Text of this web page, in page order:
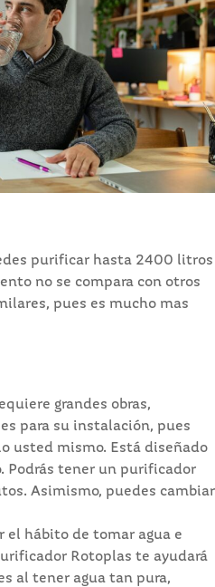
purificar hasta 2400 litros
no se compara con otros
pues es mucho mas
grandes obras,
para su instalación, pues
usted mismo. Está diseñado
Podrás tener un purificador
Asimismo, puedes cambiar
hábito de tomar agua e
Rotoplas te ayudará
al tener agua tan pura,